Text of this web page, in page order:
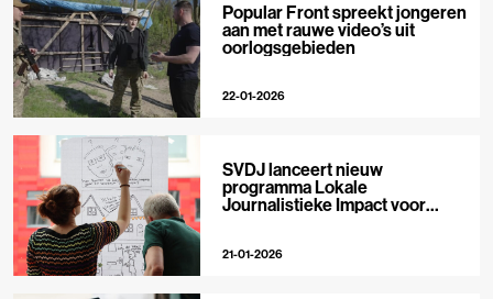
Popular Front spreekt jongeren
aan met rauwe video’s uit
oorlogsgebieden
22-01-2026
SVDJ lanceert nieuw
programma Lokale
Journalistieke Impact voor
21-01-2026